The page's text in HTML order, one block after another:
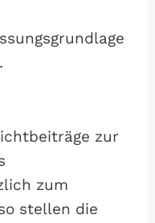
zur
zum
stellen die